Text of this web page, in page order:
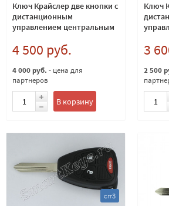
Ключ Крайслер две кнопки с
дистанционным
управлением центральным
Европейский 433Мгц
4 500 руб.
4 000 руб. - цена для
партнеров
В корзину
Ключ
3
2 500
crr3